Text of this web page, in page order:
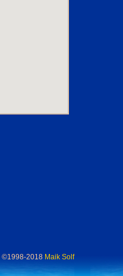
©1998-2018 Maik Solf